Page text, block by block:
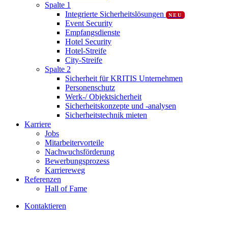
Spalte 1
Integrierte Sicherheitslösungen
NEU
Event Security
Empfangsdienste
Hotel Security
Hotel-Streife
City-Streife
Spalte 2
Sicherheit für KRITIS Unternehmen
Personenschutz
Werk-/ Objektsicherheit
Sicherheitskonzepte und -analysen
Sicherheitstechnik mieten
Karriere
Jobs
Mitarbeitervorteile
Nachwuchsförderung
Bewerbungsprozess
Karriereweg
Referenzen
Hall of Fame
Kontaktieren